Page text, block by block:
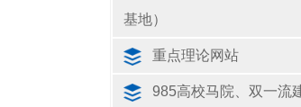
基地）
重点理论网站
985高校马院、双一流